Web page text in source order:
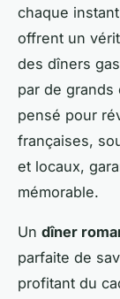
chaque
offrent un
des dîners
par de grands
pensé pour
françaises,
et locaux,
mémorable.
Un dîner
parfaite de
profitant du